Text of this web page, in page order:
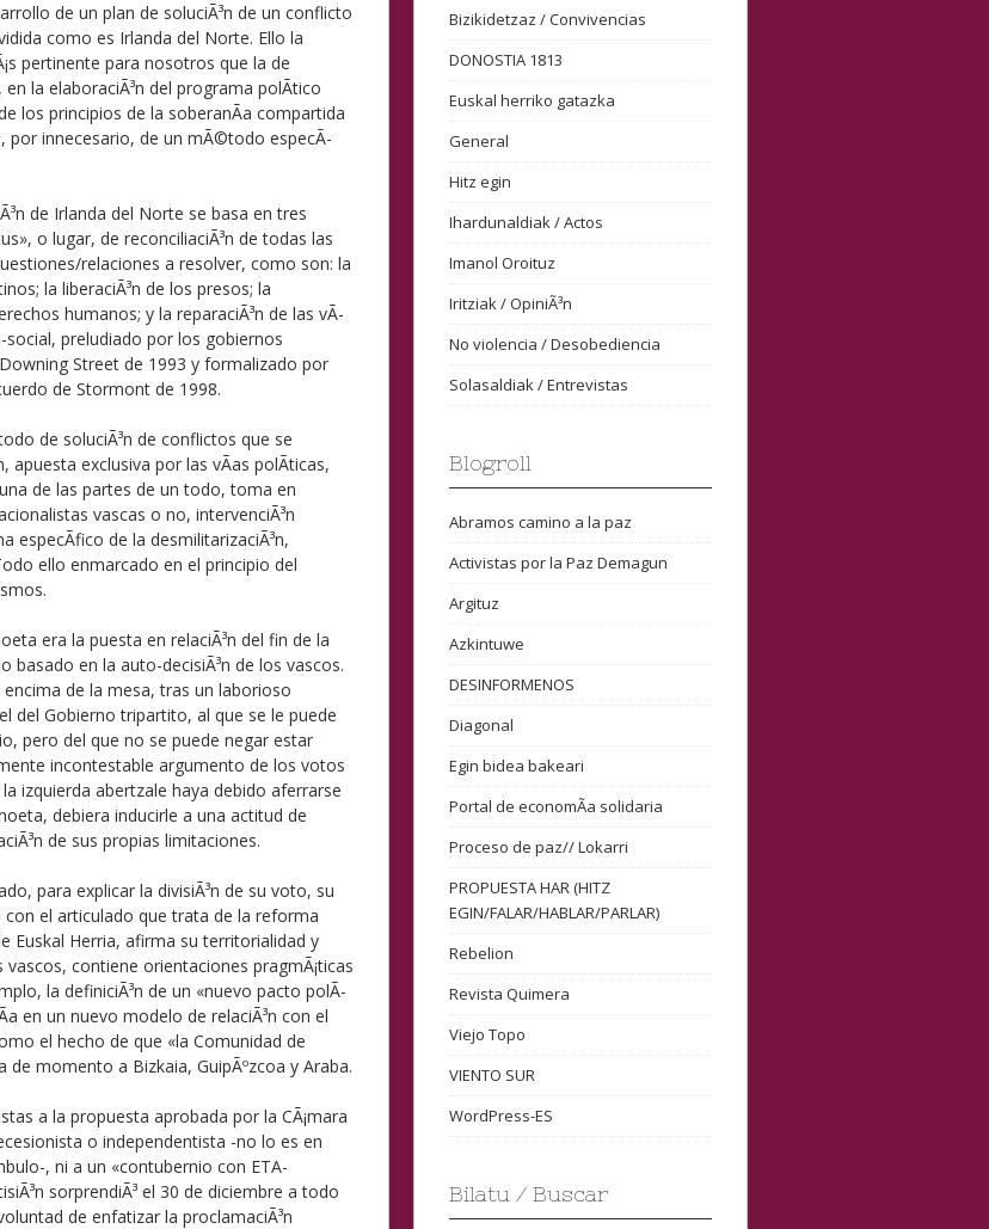
de un plan de soluciÃ³n de un conflicto
como es Irlanda del Norte. Ello la
pertinente para nosotros que la de
la elaboraciÃ³n del programa polÃ­tico
los principios de la soberanÃ­a compartida
por innecesario, de un mÃ©todo especÃ­
de Irlanda del Norte se basa en tres
o lugar, de reconciliaciÃ³n de todas las
relaciones a resolver, como son: la
la liberaciÃ³n de los presos; la
humanos; y la reparaciÃ³n de las vÃ­
preludiado por los gobiernos
Street de 1993 y formalizado por
de Stormont de 1998.
de soluciÃ³n de conflictos que se
apuesta exclusiva por las vÃ­as polÃ­ticas,
de las partes de un todo, toma en
vascas o no, intervenciÃ³n
especÃ­fico de la desmilitarizaciÃ³n,
ello enmarcado en el principio del
era la puesta en relaciÃ³n del fin de la
basado en la auto-decisiÃ³n de los vascos.
de la mesa, tras un laborioso
del Gobierno tripartito, al que se le puede
pero del que no se puede negar estar
incontestable argumento de los votos
izquierda abertzale haya debido aferrarse
debiera inducirle a una actitud de
de sus propias limitaciones.
para explicar la divisiÃ³n de su voto, su
con el articulado que trata de la reforma
Euskal Herria, afirma su territorialidad y
contiene orientaciones pragmÃ¡ticas
la definiciÃ³n de un «nuevo pacto polÃ­
en un nuevo modelo de relaciÃ³n con el
el hecho de que «la Comunidad de
de momento a Bizkaia, GuipÃºzcoa y Araba.
a la propuesta aprobada por la CÃ¡mara
o independentista -no lo es en
, ni a un «contubernio con ETA-
sorprendiÃ³ el 30 de diciembre a todo
de enfatizar la proclamaciÃ³n
Bizikidetzaz / Convivencias
DONOSTIA 1813
Euskal herriko gatazka
General
Hitz egin
Ihardunaldiak / Actos
Imanol Oroituz
Iritziak / OpiniÃ³n
No violencia / Desobediencia
Solasaldiak / Entrevistas
Blogroll
Abramos camino a la paz
Activistas por la Paz Demagun
Argituz
Azkintuwe
DESINFORMENOS
Diagonal
Egin bidea bakeari
Portal de economÃ­a solidaria
Proceso de paz// Lokarri
PROPUESTA HAR (HITZ
EGIN/FALAR/HABLAR/PARLAR)
Rebelion
Revista Quimera
Viejo Topo
VIENTO SUR
WordPress-ES
Bilatu / Buscar